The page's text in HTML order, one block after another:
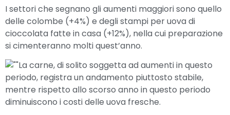
I settori che segnano gli aumenti maggiori sono quello
delle colombe (+4%) e degli stampi per uova di
cioccolata fatte in casa (+12%), nella cui preparazione
si cimenteranno molti quest’anno.
La carne, di solito soggetta ad aumenti in questo
periodo, registra un andamento piuttosto stabile,
mentre rispetto allo scorso anno in questo periodo
diminuiscono i costi delle uova fresche.